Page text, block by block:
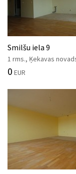
Smilšu iela 9
1 rms., Ķekavas
0 EUR